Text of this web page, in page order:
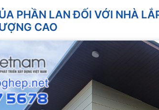
PHẦN LAN ĐỐI VỚI NHÀ
CAO